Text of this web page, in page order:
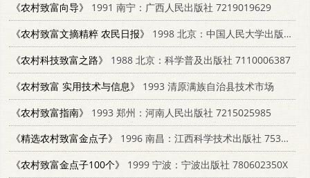
《农村致富向导》
1991 南宁：广西人民出版社 7219019629
《农村致富文摘精粹 农民日报》
1998 北京：中国人民大学出版社 7300025730
《农村科技致富之路》
1988 北京：科学普及出版社 7110006387
《农村致富 实用技术与信息》
1993 清原满族自治县技术市场
《农村致富指南》
1993 郑州：河南人民出版社 7215025985
《精选农村致富金点子》
1996 南昌：江西科学技术出版社 7539010886
《农村致富金点子100个》
1999 宁波：宁波出版社 780602350X